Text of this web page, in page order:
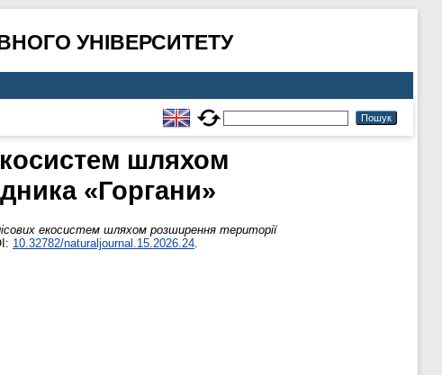
УНІВЕРСИТЕТУ
шляхом
«Горгани»
екосистем шляхом розширення території
10.32782/naturaljournal.15.2026.24.